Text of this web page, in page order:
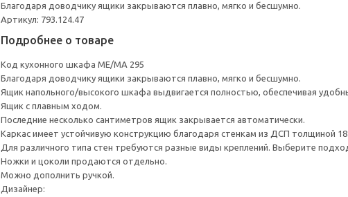
Благодаря доводчику ящики закрываются плавно, мягко и бесшумно.
Артикул: 793.124.47
Подробнее о товаре
Код кухонного шкафа ME/MA 295
Благодаря доводчику ящики закрываются плавно, мягко и бесшумно.
Ящик напольного/высокого шкафа выдвигается полностью, обеспечивая
Ящик с плавным ходом.
Последние несколько сантиметров ящик закрывается автоматически.
Каркас имеет устойчивую конструкцию благодаря стенкам из ДСП толщиной
Для различного типа стен требуются разные виды креплений. Выберите
Ножки и цоколи продаются отдельно.
Можно дополнить ручкой.
Дизайнер: